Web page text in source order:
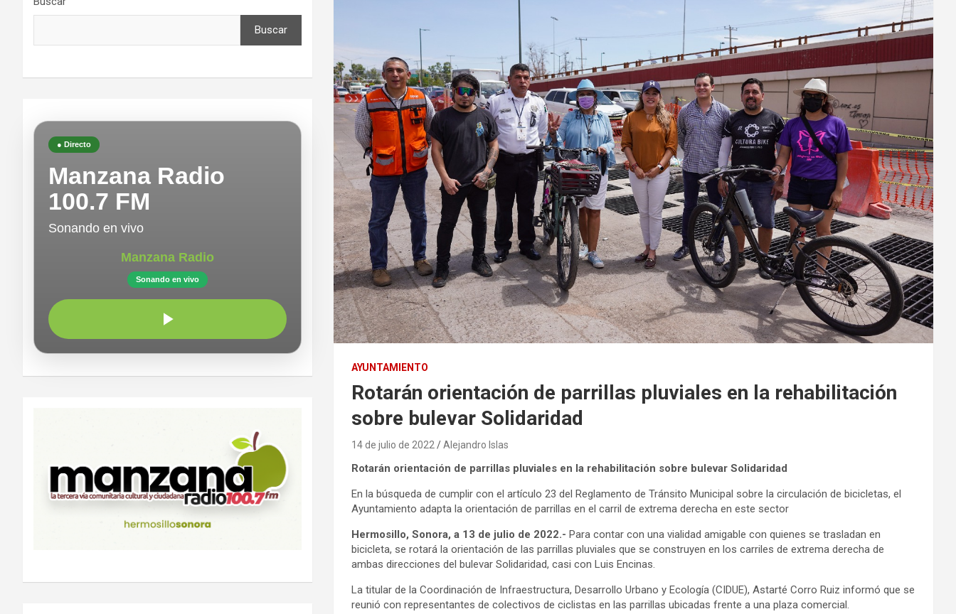
AYUNTAMIENTO
Rotarán orientación de parrillas pluviales en la rehabilitación
sobre bulevar Solidaridad
14 de julio de 2022 Alejandro Islas
Rotarán orientación de parrillas pluviales en la rehabilitación sobre bulevar Solidaridad
En la búsqueda de cumplir con el artículo 23 del Reglamento de Tránsito Municipal sobre la circulación de bicicletas, el
Ayuntamiento adapta la orientación de parrillas en el carril de extrema derecha en este sector
Hermosillo, Sonora, a 13 de julio de 2022.- Para contar con una vialidad amigable con quienes se trasladan en
bicicleta, se rotará la orientación de las parrillas pluviales que se construyen en los carriles de extrema derecha de
ambas direcciones del bulevar Solidaridad, casi con Luis Encinas.
La titular de la Coordinación de Infraestructura, Desarrollo Urbano y Ecología (CIDUE), Astarté Corro Ruiz informó que se
reunió con representantes de colectivos de ciclistas en las parrillas ubicadas frente a una plaza comercial.
Buscar
● Directo
Manzana Radio
100.7 FM
Sonando en vivo
Manzana Radio
Sonando en vivo